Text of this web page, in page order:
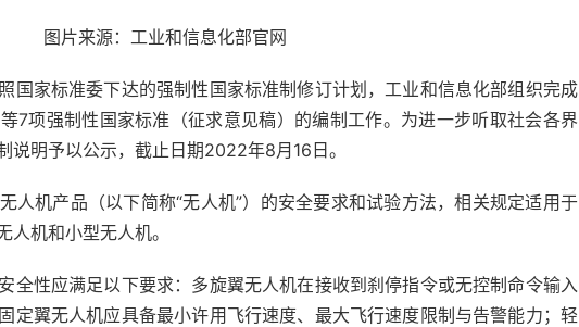
图片来源：工业和信息化部官网
国家标准委下达的强制性国家标准制修订计划，工业和信息化部组织完成
7项强制性国家标准（征求意见稿）的编制工作。为进一步听取社会各界
说明予以公示，截止日期2022年8月16日。
人机产品（以下简称“无人机”）的安全要求和试验方法，相关规定适用于
机和小型无人机。
全性应满足以下要求：多旋翼无人机在接收到刹停指令或无控制命令输入
定翼无人机应具备最小许用飞行速度、最大飞行速度限制与告警能力；轻